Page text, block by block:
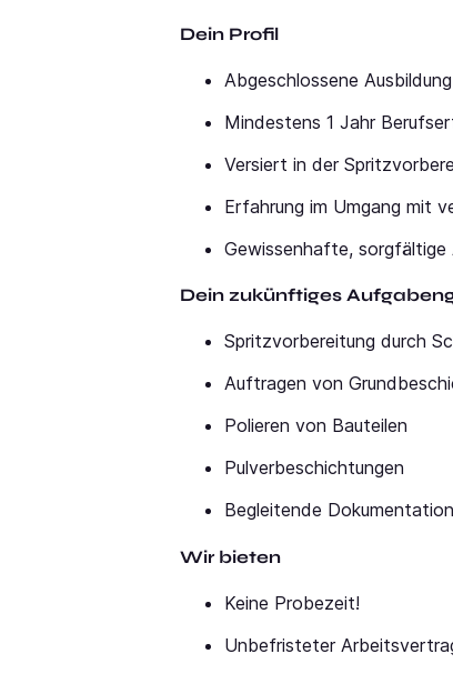
Dein Profil
Abgeschlossene
Mindestens 1 Jahr
Versiert in der
Erfahrung im Umgang mit
Gewissenhafte,
Dein zukünftiges
Spritzvorbereitung durch
Auftragen von
Polieren von Bauteilen
Pulverbeschichtungen
Begleitende
Wir bieten
Keine Probezeit!
Unbefristeter